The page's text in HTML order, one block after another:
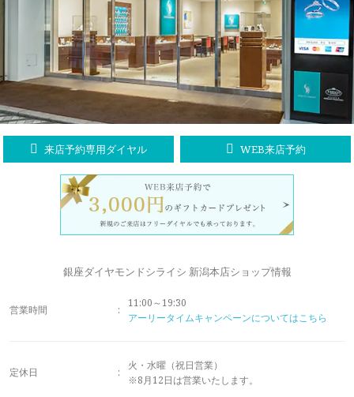
クローズアップ
プロポーズアイテム
アニバーサリージュエリー
ダイヤモンドの品質
ダイヤモンド仕入れのこだわり
指輪の品質・特徴
シライシについて
ブランドコンセプト
お客様への想い
ブライダルリングへの想い
パイオニアの想い
シークレットストーン
レーザー刻印サービス
ナノジュエリーコート
永久保証サービス
セミ・フルオーダー
ニュース・フェア
店舗のご案内
来店予約専用ダイヤル WEB来店予約
銀座ダイヤモンドシライシ 新潟本店ショップ情報
営業時間 :
11:00～19:30
アーリータイムキャンペーンについてはこちら
定休日 :
火・水曜（祝日営業）
※8月12日は営業いたします。